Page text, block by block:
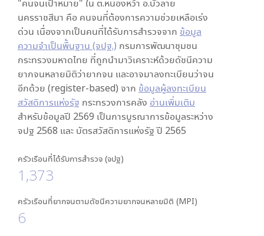
"คนจนเป้าหมาย" ใน ต.หนองหว้า อ.บัวลาย
นครราชสีมา คือ คนจนที่ต้องการความช่วยเหลือเร่ง
ด่วน เนื่องจากเป็นคนที่ได้รับการสำรวจจาก ข้อมูล
ความจำเป็นพื้นฐาน (จปฐ.) กรมการพัฒนาชุมชน
กระทรวงมหาดไทย ที่ถูกนำมาวิเคราะห์ด้วยดัชนีความ
ยากจนหลายมิติว่ายากจน และอาจมาลงทะเบียนว่าจน
อีกด้วย (register-based) จาก ข้อมูลผู้ลงทะเบียน
สวัสดิการแห่งรัฐ กระทรวงการคลัง อ่านเพิ่มเติม
สำหรับข้อมูลปี 2569 เป็นการบูรณาการข้อมูลระหว่าง
จปฐ 2568 และ บัตรสวัสดิการแห่งรัฐ ปี 2565
ครัวเรือนที่ได้รับการสำรวจ (จปฐ)
1,373
ครัวเรือนที่ยากจนตามดัชนีความยากจนหลายมิติ (MPI)
6